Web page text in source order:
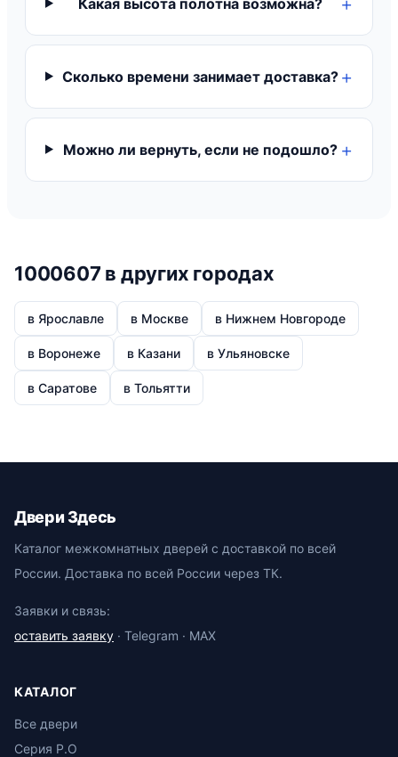
Сколько времени занимает доставка?
Можно ли вернуть, если не подошло?
1000607 в других городах
в Ярославле в Москве в Нижнем Новгороде
в Воронеже в Казани в Ульяновске
в Саратове в Тольятти
Двери Здесь
Каталог межкомнатных дверей с доставкой по всей
России. Доставка по всей России через ТК.
Заявки и связь:
оставить заявку · Telegram · MAX
КАТАЛОГ
Все двери
Серия P.O